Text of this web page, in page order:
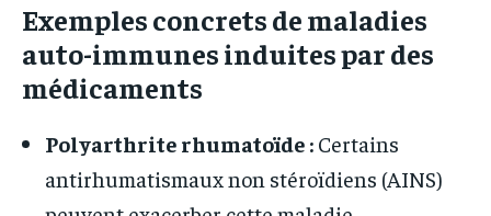
Exemples concrets de maladies
auto-immunes induites par des
médicaments
Polyarthrite rhumatoïde : Certains
antirhumatismaux non stéroïdiens (AINS)